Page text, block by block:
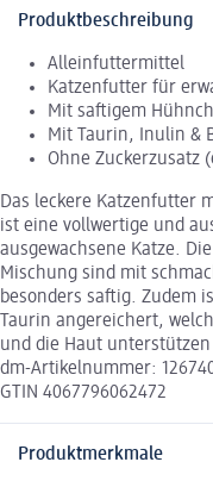
Produktbeschreibung
Alleinfuttermittel
Katzenfutter für
Mit saftigem
Mit Taurin, Inulin &
Ohne Zuckerzusatz
Das leckere Katzenfutter
ist eine vollwertige und
ausgewachsene Katze.
Mischung sind mit
besonders saftig. Zudem
Taurin angereichert,
und die Haut
dm-Artikelnummer:
GTIN 4067796062472
Produktmerkmale